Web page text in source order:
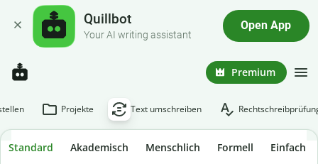
Quillbot
Your AI writing assistant
Open App
Premium
Projekte Text umschreiben
Standard Akademisch Menschlich Formell Einfach